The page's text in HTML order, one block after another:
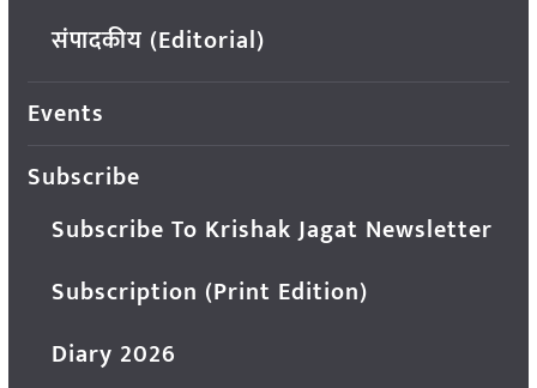
संपादकीय (Editorial)
Events
Subscribe
Subscribe To Krishak Jagat Newsletter
Subscription (Print Edition)
Diary 2026